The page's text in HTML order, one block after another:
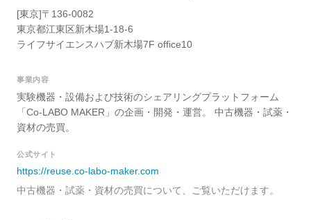
[東京]〒136-0082
東京都江東区新木場1-18-6
ライフサイエンスハブ新木場7F office10
事業内容
実験機器・設備および技術のシェアリングプラットフォーム
「Co-LABO MAKER」の企画・開発・運営。 中古機器・試薬・
資材の売買。
公式サイト
https://reuse.co-labo-maker.com
中古機器・試薬・資材の売買について、ご覧いただけます。